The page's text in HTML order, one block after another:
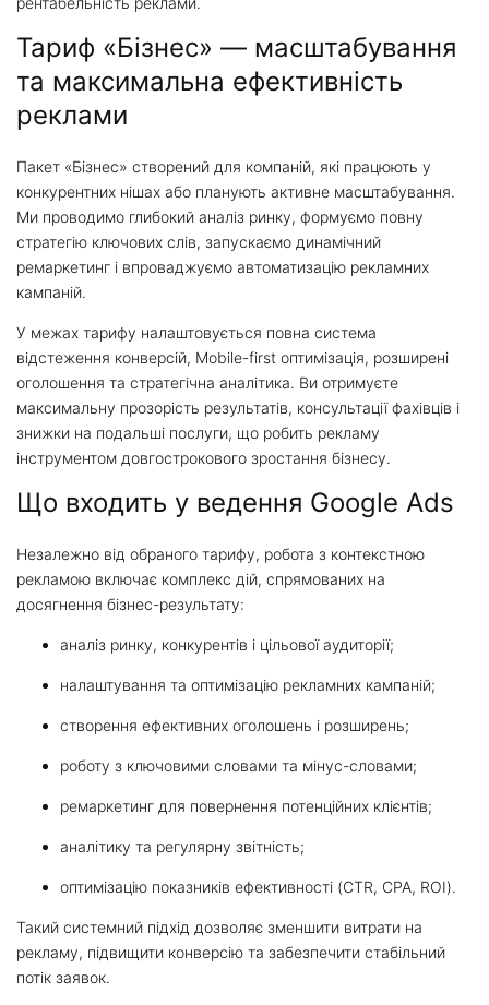
Тариф «Бізнес» — масштабування
та максимальна ефективність
реклами
Пакет «Бізнес» створений для компаній, які працюють у
конкурентних нішах або планують активне масштабування.
Ми проводимо глибокий аналіз ринку, формуємо повну
стратегію ключових слів, запускаємо динамічний
ремаркетинг і впроваджуємо автоматизацію рекламних
кампаній.
У межах тарифу налаштовується повна система
відстеження конверсій, Mobile-first оптимізація, розширені
оголошення та стратегічна аналітика. Ви отримуєте
максимальну прозорість результатів, консультації фахівців і
знижки на подальші послуги, що робить рекламу
інструментом довгострокового зростання бізнесу.
Що входить у ведення Google Ads
Незалежно від обраного тарифу, робота з контекстною
рекламою включає комплекс дій, спрямованих на
досягнення бізнес-результату:
аналіз ринку, конкурентів і цільової аудиторії;
налаштування та оптимізацію рекламних кампаній;
створення ефективних оголошень і розширень;
роботу з ключовими словами та мінус-словами;
ремаркетинг для повернення потенційних клієнтів;
аналітику та регулярну звітність;
оптимізацію показників ефективності (CTR, CPA, ROI).
Такий системний підхід дозволяє зменшити витрати на
рекламу, підвищити конверсію та забезпечити стабільний
потік заявок.